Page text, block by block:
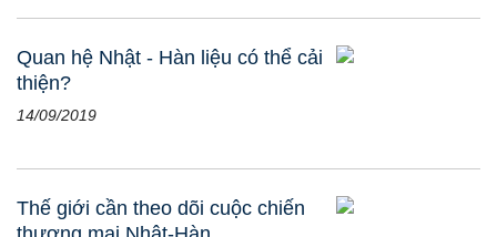
Quan hệ Nhật - Hàn liệu có thể cải
thiện?
14/09/2019
Thế giới cần theo dõi cuộc chiến